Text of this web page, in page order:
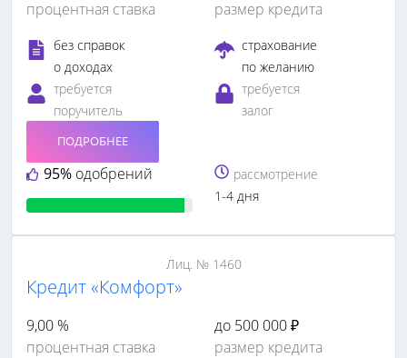
процентная ставка размер кредита
без справок
о доходах
страхование
по желанию
требуется
поручитель
требуется
залог
95% одобрений
ПОДРОБНЕЕ
рассмотрение
1-4 дня
Лиц. № 1460
Кредит «Комфорт»
9,00 %
процентная ставка
до 500 000 ₽
размер кредита